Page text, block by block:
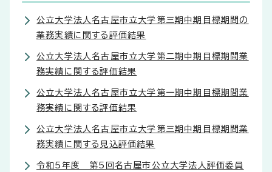
公立大学法人名古屋市立大学第三期中期目標期間の
業務実績に関する評価結果
公立大学法人名古屋市立大学第二期中期目標期間業
務実績に関する評価結果
公立大学法人名古屋市立大学第一期中期目標期間業
務実績に関する評価結果
公立大学法人名古屋市立大学第三期中期目標期間業
務実績に関する見込評価結果
令和5年度 第5回名古屋市公立大学法人評価委員